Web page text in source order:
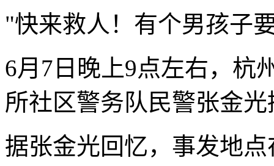
"快来救人！有个男孩子
6月7日晚上9点左右，杭
所社区警务队民警张金
据张金光回忆，事发地